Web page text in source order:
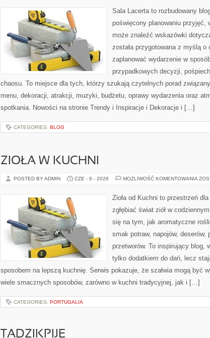
Sala Lacerta to rozbudowany
poświęcony planowaniu przyjęć,
może znaleźć wskazówki
została przygotowana z myślą o
zaplanować wydarzenie w
przypadkowych decyzji,
chaosu. To miejsce dla tych, którzy szukają czytelnych porad
menu, dekoracji, atrakcji, muzyki, budżetu, oprawy wydarzenia oraz
spotkania. Nowości na stronie Trendy i Inspiracje i Dekoracje i […]
CATEGORIES: BLOG
ZIOŁA W KUCHNI
POSTED BY ADMIN CZE - 6 - 2026 MOŻLIWOŚĆ KOMENTOWANIA
Zioła od Kuchni to przestrzeń
zgłębiać świat ziół w
się na tym, jak aromatyczne
smak potraw, napojów, deserów,
przetworów. To inspirujący blog,
tylko dodatkiem do dań, lecz
sposobem na lepszą kuchnię. Serwis pokazuje, że szałwia mogą być
wiele smacznych sposobów, zarówno w kuchni tradycyjnej, jak i […]
CATEGORIES: PORTUGALIA
TADZIKPIJE